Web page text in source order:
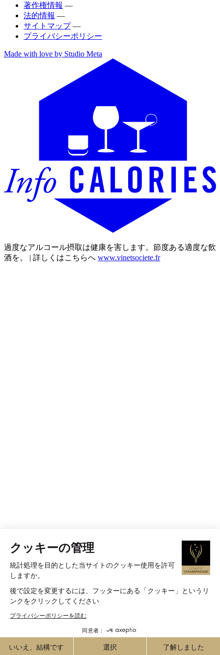
クッキーの管理
統計処理を目的とした当サイトのクッキー使用を許可
しますか。
後で設定を変更するには、フッターにある「クッキー」というリ
ンクをクリックしてください
プライバシーポリシーを読む
同意者：
いいえ、結構です 選択 了解しました
著作権情報 —
法的情報 —
サイトマップ —
プライバシーポリシー
Made with love by Studio Meta
過度なアルコール摂取は健康を害します。節度ある適度な飲
酒を。 | 詳しくはこちらへ www.vinetsociete.fr